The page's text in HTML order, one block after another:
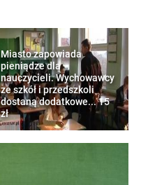
Miasto zapowiada
pieniądze dla
nauczycieli. Wychowawcy
ze szkół i przedszkoli
dostaną dodatkowe... 15
zł